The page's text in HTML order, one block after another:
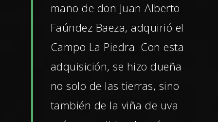
mano de don Juan Alberto
Faúndez Baeza, adquirió el
Campo La Piedra. Con esta
adquisición, se hizo dueña
no solo de las tierras, sino
también de la viña de uva